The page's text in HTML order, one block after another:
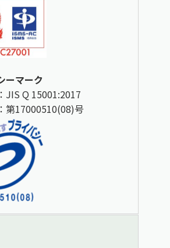
ーマーク
JIS Q 15001:2017
第17000510(08)号